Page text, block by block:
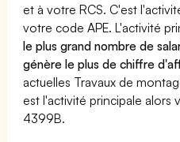
et à votre RCS. C'est
votre code APE. L'activité
le plus grand nombre de
génère le plus de chiffre
actuelles Travaux de
est l'activité principale alors
4399B.